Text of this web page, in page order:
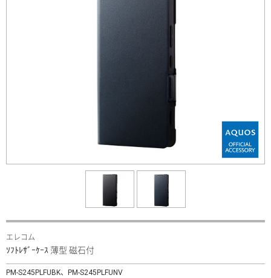
エレコム
ｿﾌﾄﾚｻﾞｰｹｰｽ 薄型 磁石付
PM-S245PLFUBK、PM-S245PLFUNV